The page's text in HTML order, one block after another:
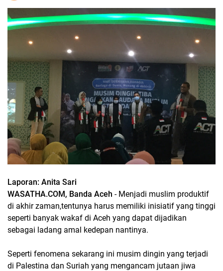
Laporan: Anita Sari
WASATHA.COM, Banda Aceh - Menjadi muslim produktif
di akhir zaman,tentunya harus memiliki inisiatif yang tinggi
seperti banyak wakaf di Aceh yang dapat dijadikan
sebagai ladang amal kedepan nantinya.
Seperti fenomena sekarang ini musim dingin yang terjadi
di Palestina dan Suriah yang mengancam jutaan jiwa